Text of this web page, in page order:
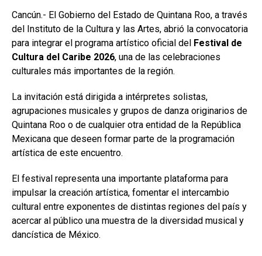
Cancún.- El Gobierno del Estado de Quintana Roo, a través
del Instituto de la Cultura y las Artes, abrió la convocatoria
para integrar el programa artístico oficial del Festival de
Cultura del Caribe 2026, una de las celebraciones
culturales más importantes de la región.
La invitación está dirigida a intérpretes solistas,
agrupaciones musicales y grupos de danza originarios de
Quintana Roo o de cualquier otra entidad de la República
Mexicana que deseen formar parte de la programación
artística de este encuentro.
El festival representa una importante plataforma para
impulsar la creación artística, fomentar el intercambio
cultural entre exponentes de distintas regiones del país y
acercar al público una muestra de la diversidad musical y
dancística de México.